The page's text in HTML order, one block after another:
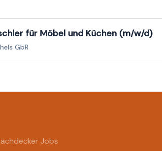
für Möbel und Küchen (m/w/d)
GbR
Jobs